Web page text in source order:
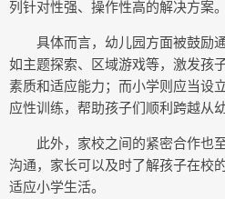
列针对性强、操作性高的解决方案。
具体而言，幼儿园方面被鼓励
如主题探索、区域游戏等，激发孩
素质和适应能力；而小学则应当设
应性训练，帮助孩子们顺利跨越从
此外，家校之间的紧密合作也
沟通，家长可以及时了解孩子在校
适应小学生活。